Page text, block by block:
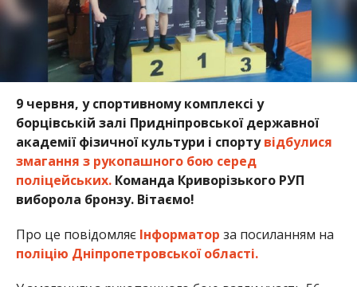
9 червня, у спортивному комплексі у
борцівській залі Придніпровської державної
академії фізичної культури і спортувідбулися
змагання з рукопашного бою серед
поліцейських.Команда Криворізького РУП
виборола бронзу. Вітаємо!
Про це повідомляє Інформатор за посиланням на
поліцію Дніпропетровської області.